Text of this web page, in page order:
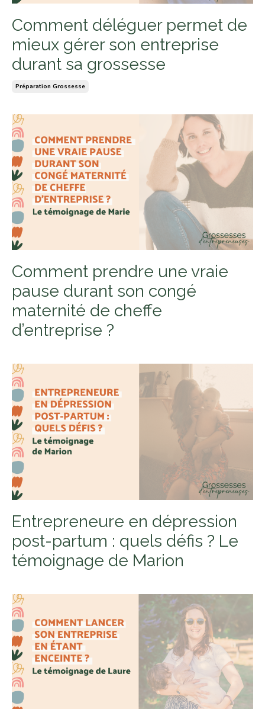
Comment déléguer permet de
mieux gérer son entreprise
durant sa grossesse
Préparation Grossesse
Comment prendre une vraie
pause durant son congé
maternité de cheffe
d’entreprise ?
Entrepreneure en dépression
post-partum : quels défis ? Le
témoignage de Marion